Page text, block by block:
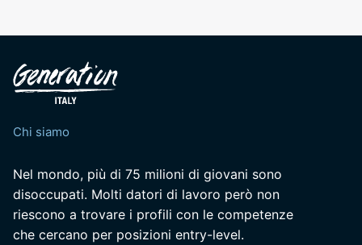
Chi siamo
Nel mondo, più di 75 milioni di giovani sono
disoccupati. Molti datori di lavoro però non
riescono a trovare i profili con le competenze
che cercano per posizioni entry-level.